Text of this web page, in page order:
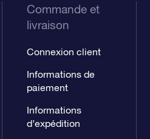
Commande et
livraison
Connexion client
Informations de
paiement
Informations
d’expédition